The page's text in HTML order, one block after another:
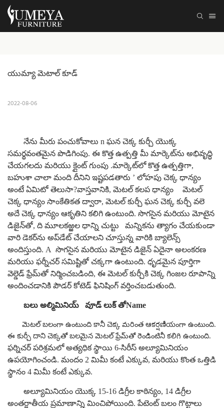
యుమ్యా మెటాల్ కూడ్
2022-08-06
నేను మీరు పంచుకోవాలు n ఘన చెక్క కుర్చీ యొక్క
సమర్థవంతమైన పొడిగింపు. ఈ కొత్త ఉత్పత్తి మీ మార్కెట్‌ను అభివృద్ధి
చేయగలదు మరియు క్లైంట్ గుంపు .మార్కెట్‌లో కొత్త ఉత్పత్తిగా,
బహుశా చాలా మంది దీనిని ఇష్టపడతారు ’ లోహపు చెక్క ధాన్యం
అంటే ఏమిటో తెలుసా?వాస్తవానికి, మెటల్ కలప ధాన్యం
మెటల్
చెక్క ధాన్యం సాంకేతికత ద్వారా, మెటల్ కుర్చీ ఘన చెక్క కుర్చీ వలె
అదే చెక్క ధాన్యం ఆకృతిని కలిగి ఉంటుంది. సొగసైన మరియు మోటైన
డిజైన్‌తో, ది మూలకఱ్ఱల ధాన్ని చుట్టు
మన్నికను త్యాగం చేయకుండా
వారి డెకర్‌ను అప్‌డేట్ చేయాలని చూస్తున్న వారికి బ్యాలెన్స్
అందిస్తుంది. A సొగసైన మరియు మోటైన డిజైన్ ఏదైనా అలంకరణ
మరియు ఫర్నీచర్ సమిష్టితో చక్కగా ఉంటుంది. ధృడమైన పూర్తిగా
వెల్డెడ్ ఫ్రేమ్‌తో నిర్మించబడింది, ఈ మెటల్ కుర్చీకి చెక్క గింజల రూపాన్ని
అందించడానికి పౌడర్ కోటెడ్ ఫినిషింగ్ వర్తించబడుతుంది.
బలు అల్మిమినియ్ వూడ్ లుక్ తోName
మెటల్ బలంగా ఉంటుంది కానీ చెక్క మరింత ఆకర్షణీయంగా ఉంటుంది.
ఈ కుర్చీ దాని చెక్కతో బలమైన మెటల్ ఫ్రేమ్‌తో రెండింటినీ కలిగి ఉంటుంది.
ఫర్నిచర్ పరిశ్రమలో అత్యధిక స్థాయి 6-సిరీస్ అల్యూమినియం
ఉపయోగించండి. మందం 2 మిమీ కంటే ఎక్కువ, మరియు కొంత ఒత్తిడి
స్థానం 4 మిమీ కంటే ఎక్కువ.
అల్యూమినియం యొక్క 15-16 డిగ్రీల కాఠిన్యం, 14 డిగ్రీల
అంతర్జాతీయ ప్రమాణాన్ని మించిపోయింది. పేటెంట్ బలం గొట్టాలు